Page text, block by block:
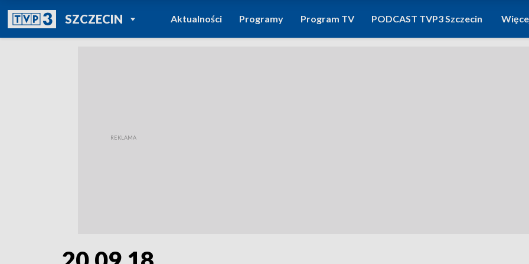
SZCZECINPOWRÓT DO
TVP REGIONY
Aktualności Programy Program TV PODCAST TVP3 Szczecin